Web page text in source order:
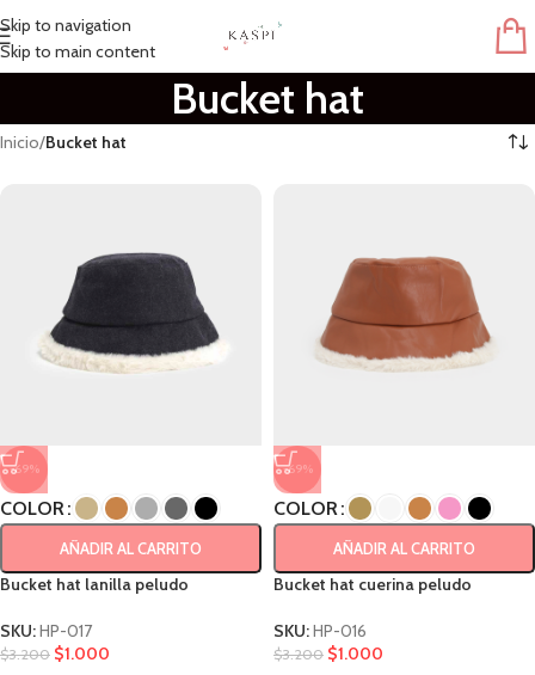
Skip to navigation
Skip to main content
Bucket hat
Inicio/Bucket hat
-69%
COLOR
AÑADIR AL CARRITO
Bucket hat lanilla peludo
SKU:HP-017
$3.200 $1.000
-69%
COLOR
AÑADIR AL CARRITO
Bucket hat cuerina peludo
SKU:HP-016
$3.200 $1.000